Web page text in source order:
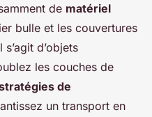
de matériel
bulle et les couvertures
d’objets
les couches de
de
un transport en